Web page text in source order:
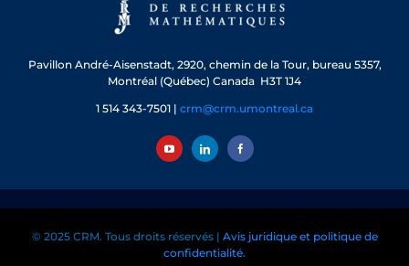
Pavillon André-Aisenstadt, 2920, chemin de la Tour, bureau 5357,
Montréal (Québec) Canada H3T 1J4
1 514 343-7501 | crm@crm.umontreal.ca
© 2025 CRM. Tous droits réservés | Avis juridique et politique de
confidentialité.